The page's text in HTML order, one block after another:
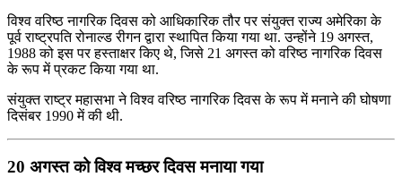
विश्व वरिष्ठ नागरिक दिवस को आधिकारिक तौर पर संयुक्त राज्य अमेरिका के
पूर्व राष्ट्रपति रोनाल्ड रीगन द्वारा स्थापित किया गया था. उन्होंने 19 अगस्त,
1988 को इस पर हस्ताक्षर किए थे, जिसे 21 अगस्त को वरिष्ठ नागरिक दिवस
के रूप में प्रकट किया गया था.
संयुक्त राष्ट्र महासभा ने विश्व वरिष्ठ नागरिक दिवस के रूप में मनाने की घोषणा
दिसंबर 1990 में की थी.
20 अगस्त को विश्व मच्छर दिवस मनाया गया